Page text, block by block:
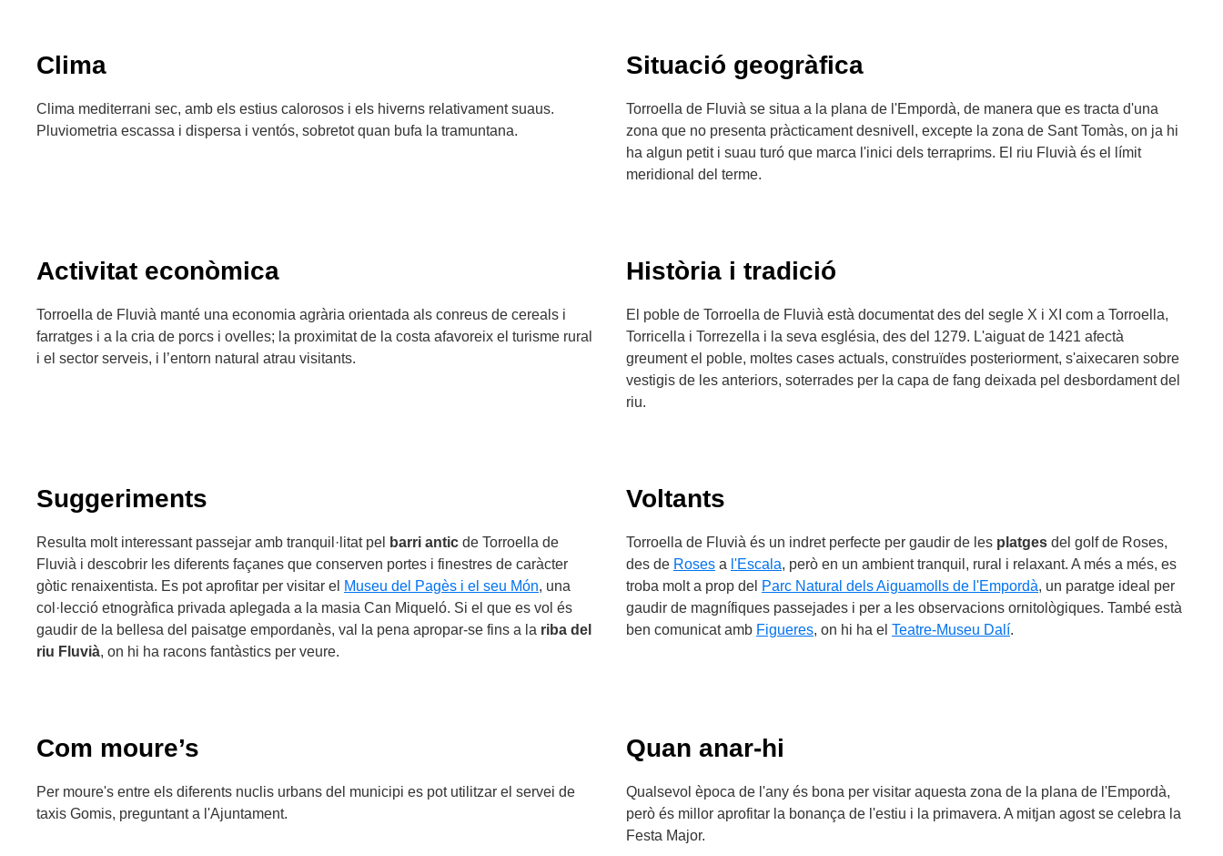
Clima
Clima mediterrani sec, amb els estius calorosos i els hiverns relativament suaus.
Pluviometria escassa i dispersa i ventós, sobretot quan bufa la tramuntana.
Situació geogràfica
Torroella de Fluvià se situa a la plana de l'Empordà, de manera que es tracta d'una
zona que no presenta pràcticament desnivell, excepte la zona de Sant Tomàs, on ja hi
ha algun petit i suau turó que marca l'inici dels terraprims. El riu Fluvià és el límit
meridional del terme.
Activitat econòmica
Torroella de Fluvià manté una economia agrària orientada als conreus de cereals i
farratges i a la cria de porcs i ovelles; la proximitat de la costa afavoreix el turisme rural
i el sector serveis, i l’entorn natural atrau visitants.
Història i tradició
El poble de Torroella de Fluvià està documentat des del segle X i XI com a Torroella,
Torricella i Torrezella i la seva església, des del 1279. L'aiguat de 1421 afectà
greument el poble, moltes cases actuals, construïdes posteriorment, s'aixecaren sobre
vestigis de les anteriors, soterrades per la capa de fang deixada pel desbordament del
riu.
Suggeriments
Resulta molt interessant passejar amb tranquil·litat pel barri antic de Torroella de
Fluvià i descobrir les diferents façanes que conserven portes i finestres de caràcter
gòtic renaixentista. Es pot aprofitar per visitar el Museu del Pagès i el seu Món, una
col·lecció etnogràfica privada aplegada a la masia Can Miqueló. Si el que es vol és
gaudir de la bellesa del paisatge empordanès, val la pena apropar-se fins a la riba del
riu Fluvià, on hi ha racons fantàstics per veure.
Voltants
Torroella de Fluvià és un indret perfecte per gaudir de les platges del golf de Roses,
des de Roses a l'Escala, però en un ambient tranquil, rural i relaxant. A més a més, es
troba molt a prop del Parc Natural dels Aiguamolls de l'Empordà, un paratge ideal per
gaudir de magnífiques passejades i per a les observacions ornitològiques. També està
ben comunicat amb Figueres, on hi ha el Teatre-Museu Dalí.
Com moure’s
Per moure's entre els diferents nuclis urbans del municipi es pot utilitzar el servei de
taxis Gomis, preguntant a l'Ajuntament.
Quan anar-hi
Qualsevol època de l'any és bona per visitar aquesta zona de la plana de l'Empordà,
però és millor aprofitar la bonança de l'estiu i la primavera. A mitjan agost se celebra la
Festa Major.